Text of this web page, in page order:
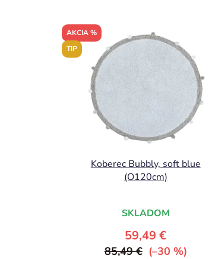
AKCIA %
TIP
Koberec Bubbly, soft blue
(O120cm)
SKLADOM
59,49 €
85,49 € (–30 %)